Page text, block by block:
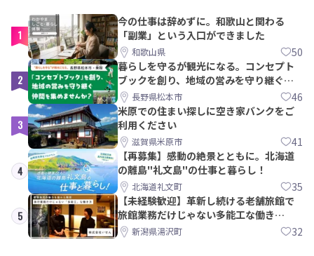
1
今の仕事は辞めずに。和歌山と関わる
「副業」という入口ができました
和歌山県 50
2
暮らしを守るが観光になる。コンセプト
ブックを創り、地域の営みを守り継ぐ仲
間を集めませんか？
長野県松本市 46
3
米原での住まい探しに空き家バンクをご
利用ください
滋賀県米原市 41
4
【再募集】感動の絶景とともに。北海道
の離島"礼文島"の仕事と暮らし！
北海道礼文町 35
5
【未経験歓迎】革新し続ける老舗旅館で
旅館業務だけじゃない多能工な働き
方。 株式会社いせん
新潟県湯沢町 32